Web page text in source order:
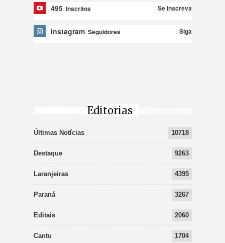
495 Inscritos Se inscreva
Instagram Seguidores Siga
Editorias
Últimas Notícias 10718
Destaque 9263
Laranjeiras 4395
Paraná 3267
Editais 2060
Cantu 1704